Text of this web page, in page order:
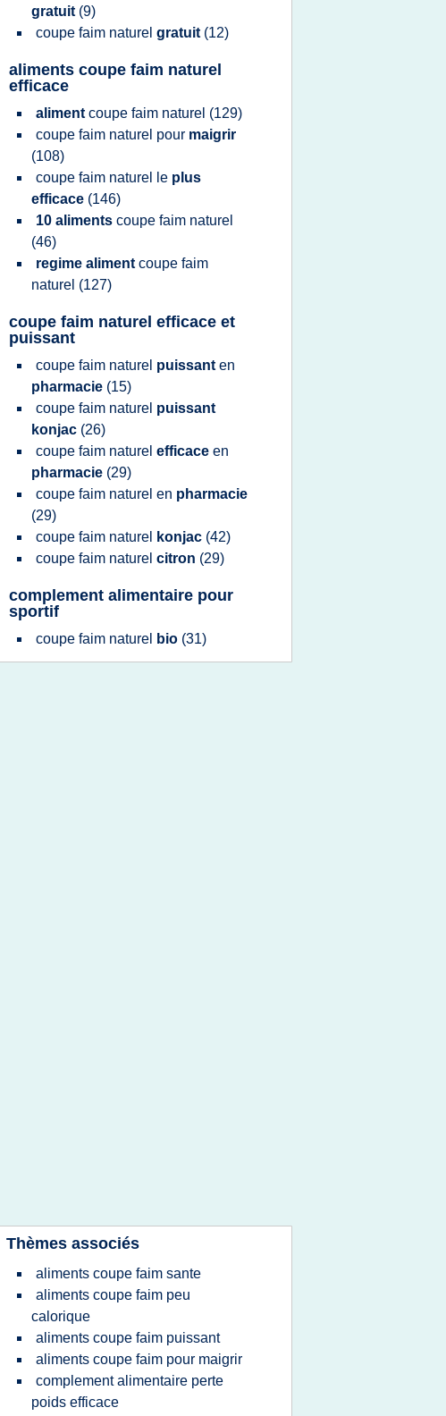
gratuit (9)
coupe faim naturel gratuit (12)
aliments coupe faim naturel
efficace
aliment coupe faim naturel (129)
coupe faim naturel pour maigrir
(108)
coupe faim naturel
le plus
efficace (146)
10 aliments coupe faim naturel
(46)
regime aliment coupe faim
naturel (127)
coupe faim naturel efficace et
puissant
coupe faim naturel puissant en
pharmacie (15)
coupe faim naturel puissant
konjac (26)
coupe faim naturel efficace en
pharmacie (29)
coupe faim naturel en pharmacie
(29)
coupe faim naturel
konjac (42)
coupe faim naturel citron (29)
complement alimentaire pour
sportif
coupe faim naturel bio (31)
Thèmes associés
aliments coupe faim sante
aliments coupe faim peu
calorique
aliments coupe faim puissant
aliments coupe faim pour maigrir
complement alimentaire perte
poids efficace